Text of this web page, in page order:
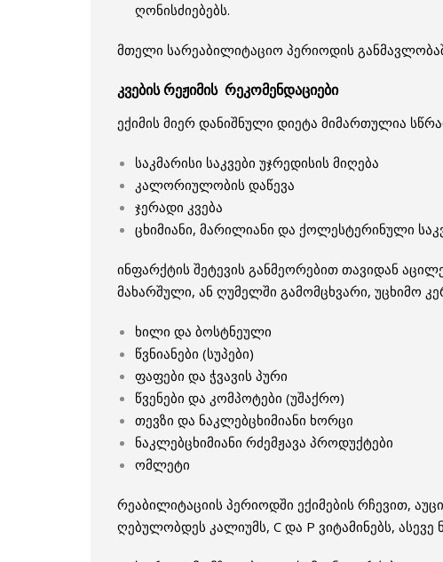
ღონისძიებებს.
მთელი სარეაბილიტაციო პერიოდის
კვების რეჟიმის რეკომენდაციები
ექიმის მიერ დანიშნული დიეტა მიმართულია
საკმარისი საკვები უჯრედისის მიღება
კალორიულობის დაწევა
ჯერადი კვება
ცხიმიანი, მარილიანი და ქოლესტერინული
ინფარქტის შეტევის განმეორებით თავიდან
მახარშული, ან ღუმელში გამომცხვარი, უცხიმო
ხილი და ბოსტნეული
წვნიანები (სუპები)
ფაფები და ჭვავის პური
წვენები და კომპოტები (უშაქრო)
თევზი და ნაკლებცხიმიანი ხორცი
ნაკლებცხიმიანი რძემჟავა პროდუქტები
ომლეტი
რეაბილიტაციის პერიოდში ექიმების რჩევით,
ღებულობდეს კალიუმს, C და P ვიტამინებს, ასევე